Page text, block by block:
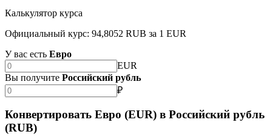
Калькулятор курса
Официальный курс: 94,8052 RUB за 1 EUR
У вас есть Евро
EUR
Вы получите Российский рубль
₽
Конвертировать Евро (EUR) в Российский рубль
(RUB)